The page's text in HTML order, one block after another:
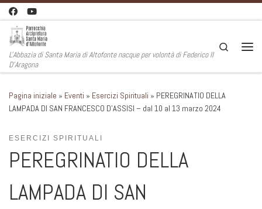
Passa al contenuto
L'Abbazia di Santa Maria di Altofonte nacque per volontà di Federico II
D'Aragona
Search
Pagina iniziale » Eventi » Esercizi Spirituali » PEREGRINATIO DELLA
LAMPADA DI SAN FRANCESCO D’ASSISI – dal 10 al 13 marzo 2024
ESERCIZI SPIRITUALI
PEREGRINATIO DELLA
LAMPADA DI SAN